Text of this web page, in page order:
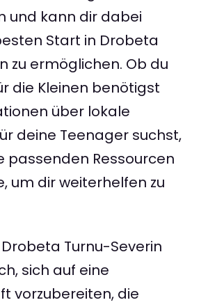
und kann dir dabei
Start in Drobeta
zu ermöglichen. Ob du
die Kleinen benötigst
über lokale
deine Teenager suchst,
passenden Ressourcen
um dir weiterhelfen zu
Turnu-Severin
sich auf eine
vorzubereiten, die